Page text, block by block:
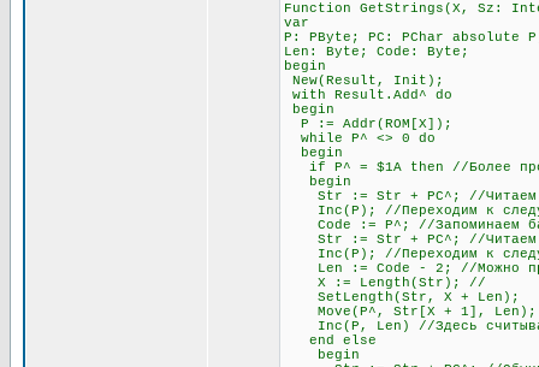
Function GetStrings(X, Sz:
var
P: PByte; PC: PChar absolute
Len: Byte; Code: Byte;
begin
New(Result, Init);
with Result.Add^ do
begin
P := Addr(ROM[X]);
while P^ <> 0 do
begin
if P^ = $1A then //Более
begin
Str := Str + PC^; //Читаем
Inc(P); //Переходим к
Code := P^; //Запоминаем
Str := Str + PC^; //Читаем
Inc(P); //Переходим к
Len := Code - 2; //Можно
X := Length(Str); //
SetLength(Str, X +
Move(P^, Str[X + 1],
Inc(P, Len) //Здесь
end else
begin